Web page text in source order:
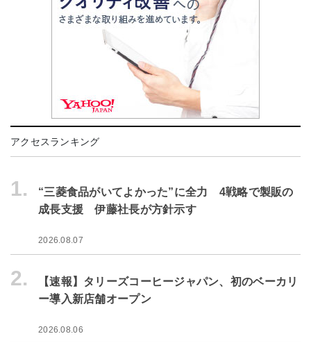
アクセスランキング
1.
“三菱食品がいてよかった”に全力 4戦略で製販の
成長支援 伊藤社長が方針示す
2026.08.07
2.
【速報】タリーズコーヒージャパン、初のベーカリ
ー導入新店舗オープン
2026.08.06